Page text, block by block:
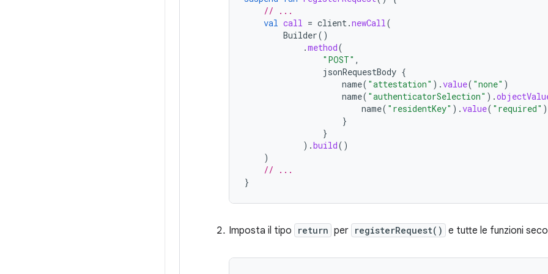
// ...
val call = client .newCall (
Builder()
.method(
"POST" ,
jsonRequestBody {
name( "attestation" ).value( "none" )
name( "authenticatorSelection" ).
name( "residentKey" ).value( "required" )
}
}
).build()
)
// ...
}
Imposta il tipo return per registerRequest() e tutte le funzioni